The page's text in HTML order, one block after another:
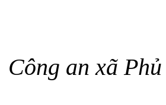
Công an xã